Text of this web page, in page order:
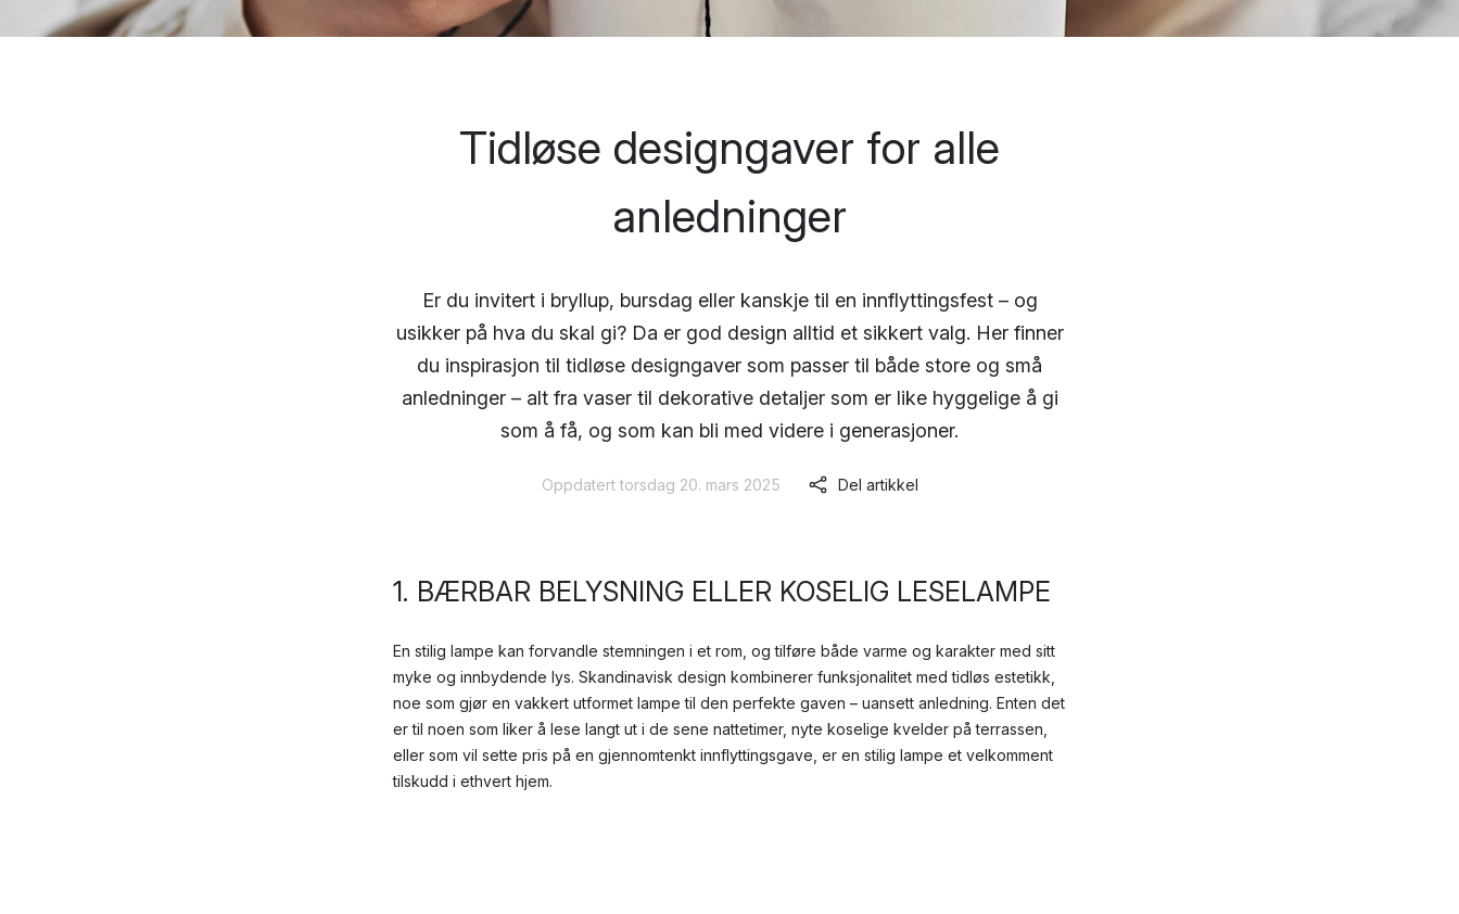
Tidløse designgaver for alle
anledninger
Er du invitert i bryllup, bursdag eller kanskje til en innflyttingsfest – og
usikker på hva du skal gi? Da er god design alltid et sikkert valg. Her finner
du inspirasjon til tidløse designgaver som passer til både store og små
anledninger – alt fra vaser til dekorative detaljer som er like hyggelige å gi
som å få, og som kan bli med videre i generasjoner.
Oppdatert torsdag 20. mars 2025 Del artikkel
1. BÆRBAR BELYSNING ELLER KOSELIG LESELAMPE
En stilig lampe kan forvandle stemningen i et rom, og tilføre både varme og karakter med sitt
myke og innbydende lys. Skandinavisk design kombinerer funksjonalitet med tidløs estetikk,
noe som gjør en vakkert utformet lampe til den perfekte gaven – uansett anledning. Enten det
er til noen som liker å lese langt ut i de sene nattetimer, nyte koselige kvelder på terrassen,
eller som vil sette pris på en gjennomtenkt innflyttingsgave, er en stilig lampe et velkomment
tilskudd i ethvert hjem.